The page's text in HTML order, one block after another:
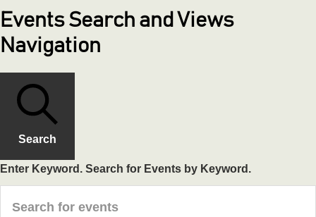
Events Search and Views
Navigation
Search
Enter Keyword. Search for Events by Keyword.